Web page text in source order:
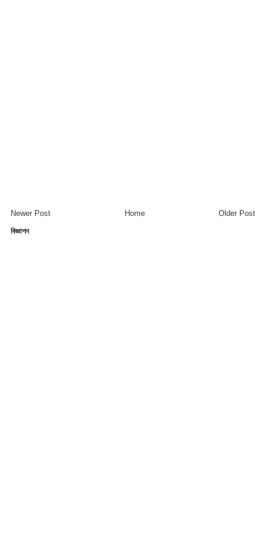
Newer Post Older Post
Home
বিজ্ঞাপন